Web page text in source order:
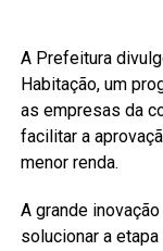
A Prefeitura
Habitação, um
as empresas da
facilitar a
menor renda.
A grande
solucionar a